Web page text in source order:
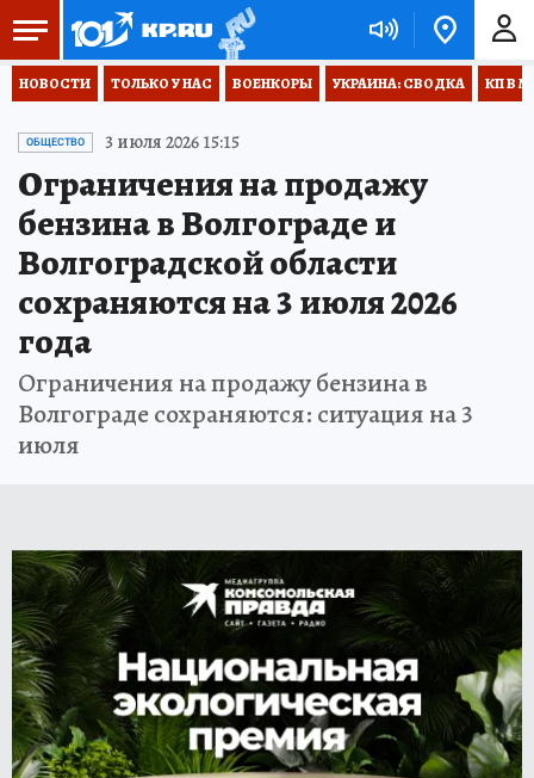
НОВОСТИ ТОЛЬКО У НАС ВОЕНКОРЫ УКРАИНА: СВОДКА КП В
ОБЩЕСТВО 3 июля 2026 15:15
Ограничения на продажу
бензина в Волгограде и
Волгоградской области
сохраняются на 3 июля 2026
года
Ограничения на продажу бензина в
Волгограде сохраняются: ситуация на 3
июля